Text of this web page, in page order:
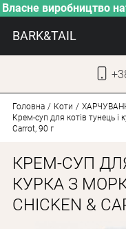
Власне виробництво
BARK&TAIL
Головна Коти
Крем-суп для котів тунець
Carrot, 90 г
КРЕМ-СУП
КУРКА З
CHICKEN &